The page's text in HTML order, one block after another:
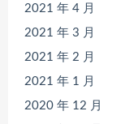
2021 年 4 月
2021 年 3 月
2021 年 2 月
2021 年 1 月
2020 年 12 月